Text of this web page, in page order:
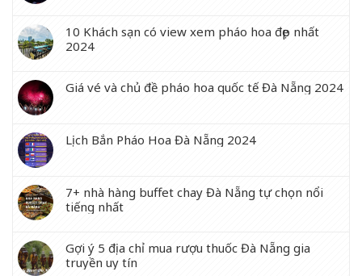
10 Khách sạn có view xem pháo hoa đẹp nhất
2024
Giá vé và chủ đề pháo hoa quốc tế Đà Nẵng 2024
Lịch Bắn Pháo Hoa Đà Nẵng 2024
7+ nhà hàng buffet chay Đà Nẵng tự chọn nổi
tiếng nhất
Gợi ý 5 địa chỉ mua rượu thuốc Đà Nẵng gia
truyền uy tín